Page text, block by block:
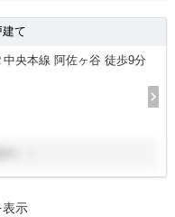
て
中央本線 阿佐ヶ谷 徒歩9分
表示